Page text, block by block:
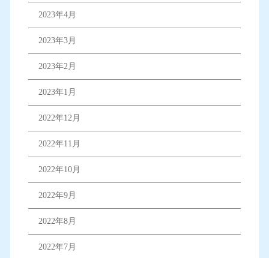
2023年4月
2023年3月
2023年2月
2023年1月
2022年12月
2022年11月
2022年10月
2022年9月
2022年8月
2022年7月